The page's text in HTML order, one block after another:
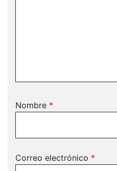
Nombre *
Correo electrónico *